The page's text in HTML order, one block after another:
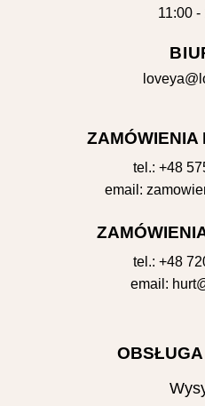
11:00 -
ZAMÓWIENIA
tel.: +48
email:
tel.: +48
email: